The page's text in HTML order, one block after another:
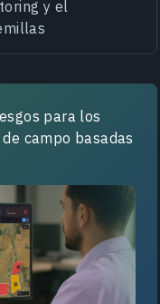
y el
para los
campo basadas